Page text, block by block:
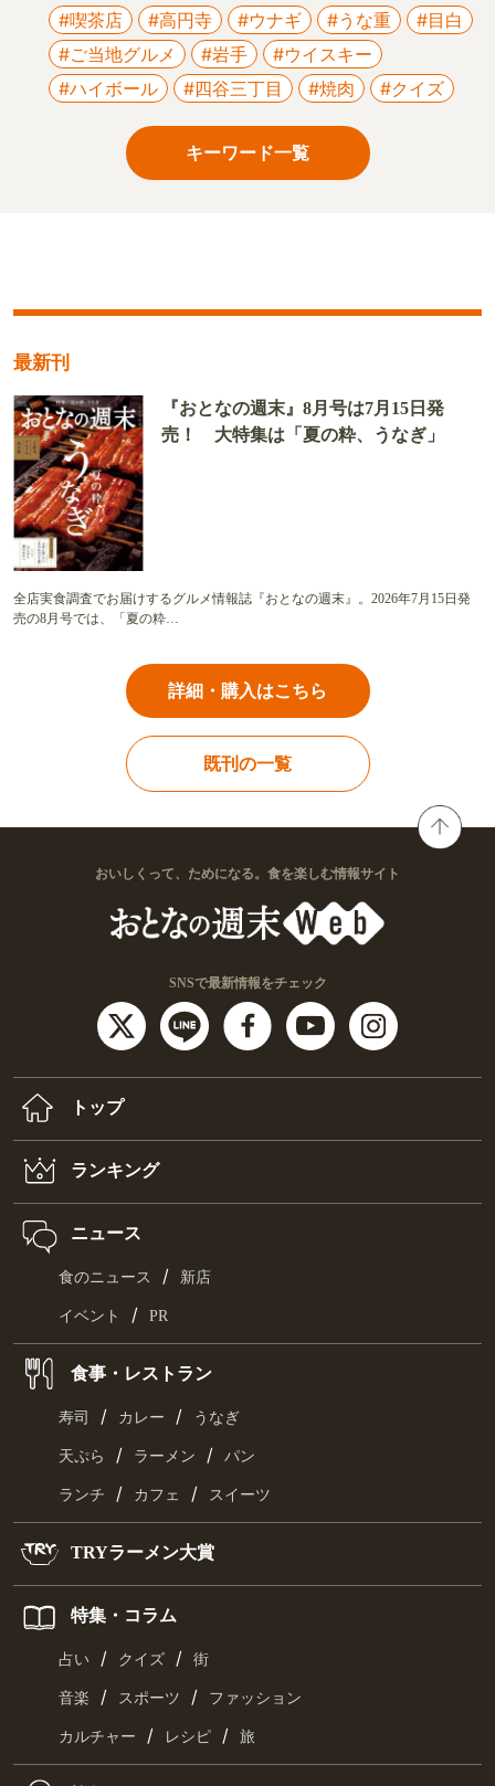
#喫茶店 #高円寺 #ウナギ #うな重
#目白
#ご当地グルメ
#岩手
#ウイスキー
#ハイボール
#四谷三丁目 #焼肉 #クイズ
キーワード一覧
最新刊
『おとなの週末』8月号は7月15日発
売！ 大特集は「夏の粋、うなぎ」
全店実食調査でお届けするグルメ情報誌『おとなの週末』。2026年7月15日発
売の8月号では、「夏の粋…
詳細・購入はこちら
既刊の一覧
おいしくって、ためになる。食を楽しむ情報サイト
SNSで最新情報をチェック
トップ
ランキング
ニュース
食のニュース / 新店
イベント / PR
食事・レストラン
寿司 / カレー / うなぎ
天ぷら / ラーメン / パン
ランチ / カフェ / スイーツ
TRYラーメン大賞
特集・コラム
占い / クイズ / 街
音楽 / スポーツ / ファッション
カルチャー / レシピ / 旅